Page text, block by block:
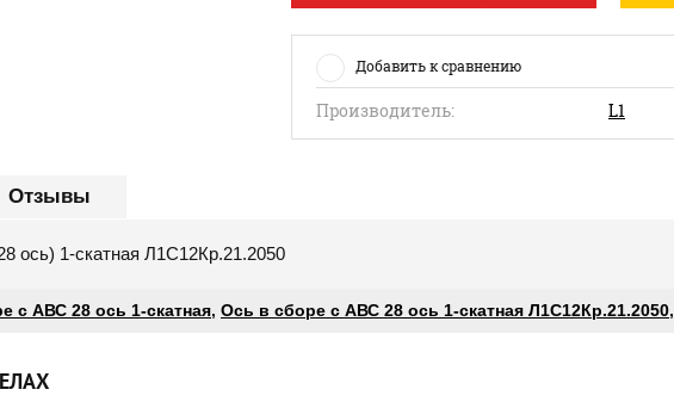
Добавить к сравнению
Производитель: L1
Отзывы
ось) 1-скатная Л1С12Кр.21.2050
с АВС 28 ось 1-скатная, Ось в сборе с АВС 28 ось 1-скатная Л1С12Кр.21.2050,